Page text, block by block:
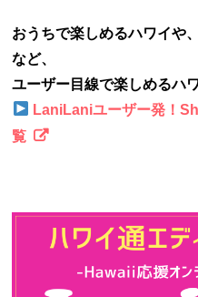
おうちで楽しめるハワイや
など、
ユーザー目線で楽しめるハ
LaniLaniユーザー発！
覧